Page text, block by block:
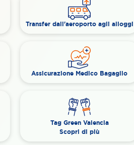
Transfer dall'aeroporto agli alloggi
Assicurazione Medico Bagaglio
Tag Green Valencia
Scopri di più